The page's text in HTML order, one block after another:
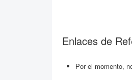
Enlaces de
Por el momento,